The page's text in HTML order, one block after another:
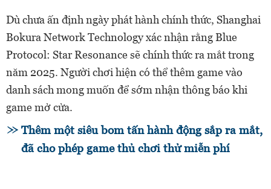
Dù chưa ấn định ngày phát hành chính thức, Shanghai
Bokura Network Technology xác nhận rằng Blue
Protocol: Star Resonance sẽ chính thức ra mắt trong
năm 2025. Người chơi hiện có thể thêm game vào
danh sách mong muốn để sớm nhận thông báo khi
game mở cửa.
Thêm một siêu bom tấn hành động sắp ra mắt,
đã cho phép game thủ chơi thử miễn phí